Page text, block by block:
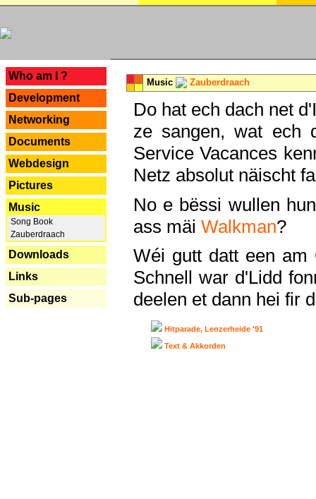
Who am I ?
Development
Networking
Documents
Webdesign
Pictures
Music
Song Book
Zauberdraach
Downloads
Links
Sub-pages
Music Zauberdraach
Do hat ech dach net
ze sangen, wat ech
Service Vacances
Netz absolut näischt
No e bëssi wullen
ass mäi Walkman?
Wéi gutt datt een am
Schnell war d'Lidd
deelen et dann hei fir
Hitparade, Lenzerheide '91
Text & Akkorden